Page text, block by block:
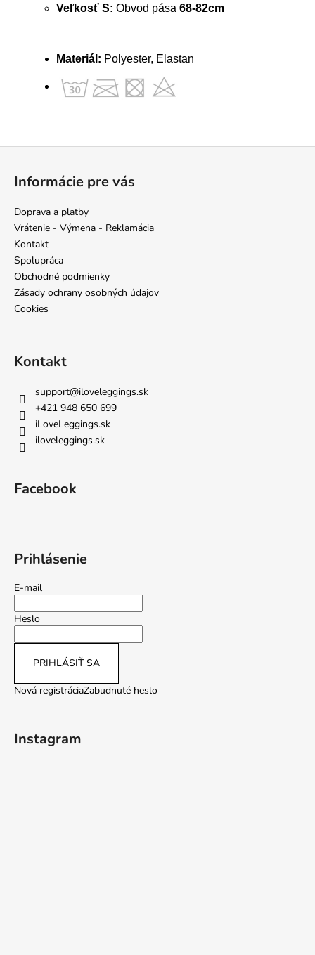
Veľkosť S: Obvod pása 68-82cm
Materiál: Polyester, Elastan
Informácie pre vás
Doprava a platby
Vrátenie - Výmena - Reklamácia
Kontakt
Spolupráca
Obchodné podmienky
Zásady ochrany osobných údajov
Cookies
Kontakt
support@iloveleggings.sk
+421 948 650 699
iLoveLeggings.sk
iloveleggings.sk
Facebook
Prihlásenie
E-mail
Heslo
PRIHLÁSIŤ SA
Nová registráciaZabudnuté heslo
Instagram